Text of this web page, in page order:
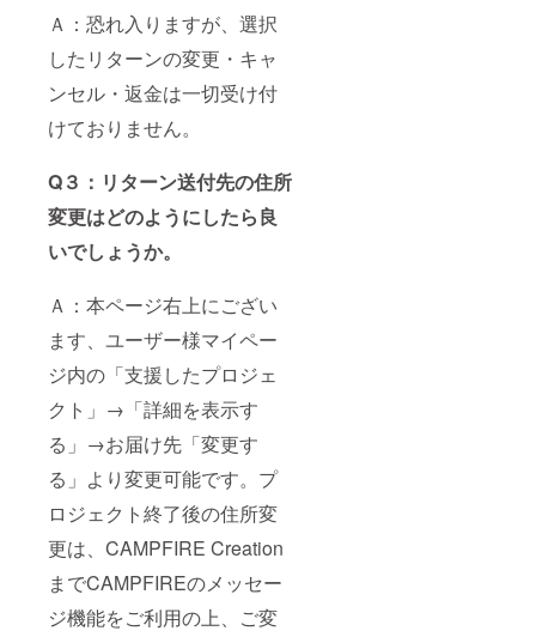
Ａ：恐れ入りますが、選択
したリターンの変更・キャ
ンセル・返金は一切受け付
けておりません。
Q３：リターン送付先の住所
変更はどのようにしたら良
いでしょうか。
Ａ：本ページ右上にござい
ます、ユーザー様マイペー
ジ内の「支援したプロジェ
クト」→「詳細を表示す
る」→お届け先「変更す
る」より変更可能です。プ
ロジェクト終了後の住所変
更は、CAMPFIRE Creation
までCAMPFIREのメッセー
ジ機能をご利用の上、ご変